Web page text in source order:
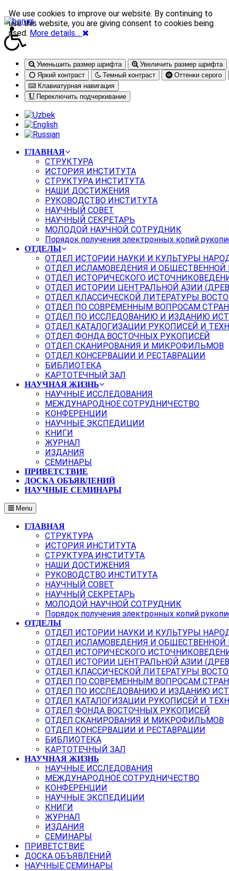
Уменьшить размер шрифта
Увеличить размер шрифта
Яркий контраст
Темный контраст
Оттенки серого
Клавиатурная навигация
Переключить подчеркивание
ГЛАВНАЯ
СТРУКТУРА
ИСТОРИЯ ИНСТИТУТА
СТРУКТУРА ИНСТИТУТА
НАШИ ДОСТИЖЕНИЯ
РУКОВОДСТВО ИНСТИТУТА
НАУЧНЫЙ СОВЕТ
НАУЧНЫЙ СЕКРЕТАРЬ
МОЛОДОЙ НАУЧНОЙ СОТРУДНИК
Порядок получения электронных копий
ОТДЕЛЫ
ОТДЕЛ ИСТОРИИ НАУКИ И КУЛЬТУРЫ
ОТДЕЛ ИСЛАМОВЕДЕНИЯ И
ОТДЕЛ ИСТОРИЧЕСКОГО
ОТДЕЛ ИСТОРИИ ЦЕНТРАЛЬНОЙ АЗИИ
ОТДЕЛ КЛАССИЧЕСКОЙ ЛИТЕРАТУРЫ
ОТДЕЛ ПО СОВРЕМЕННЫМ ВОПРОСАМ
ОТДЕЛ ПО ИССЛЕДОВАНИЮ И ИЗДАНИЮ
ОТДЕЛ КАТАЛОГИЗАЦИИ РУКОПИСЕЙ И
ОТДЕЛ ФОНДА ВОСТОЧНЫХ РУКОПИСЕЙ
ОТДЕЛ СКАНИРОВАНИЯ И МИКРОФИЛЬМОВ
ОТДЕЛ КОНСЕРВАЦИИ И РЕСТАВРАЦИИ
БИБЛИОТЕКА
КАРТОТЕЧНЫЙ ЗАЛ
НАУЧНАЯ ЖИЗНЬ
НАУЧНЫЕ ИССЛЕДОВАНИЯ
МЕЖДУНАРОДНОЕ СОТРУДНИЧЕСТВО
КОНФЕРЕНЦИИ
НАУЧНЫЕ ЭКСПЕДИЦИИ
КНИГИ
ЖУРНАЛ
ИЗДАНИЯ
СЕМИНАРЫ
ПРИВЕТСТВИЕ
ДОСКА ОБЪЯВЛЕНИЙ
НАУЧНЫЕ СЕМИНАРЫ
Menu
ГЛАВНАЯ
СТРУКТУРА
ИСТОРИЯ ИНСТИТУТА
СТРУКТУРА ИНСТИТУТА
НАШИ ДОСТИЖЕНИЯ
РУКОВОДСТВО ИНСТИТУТА
НАУЧНЫЙ СОВЕТ
НАУЧНЫЙ СЕКРЕТАРЬ
МОЛОДОЙ НАУЧНОЙ СОТРУДНИК
Порядок получения электронных копий
ОТДЕЛЫ
ОТДЕЛ ИСТОРИИ НАУКИ И КУЛЬТУРЫ
ОТДЕЛ ИСЛАМОВЕДЕНИЯ И
ОТДЕЛ ИСТОРИЧЕСКОГО
ОТДЕЛ ИСТОРИИ ЦЕНТРАЛЬНОЙ АЗИИ
ОТДЕЛ КЛАССИЧЕСКОЙ ЛИТЕРАТУРЫ
ОТДЕЛ ПО СОВРЕМЕННЫМ ВОПРОСАМ
ОТДЕЛ ПО ИССЛЕДОВАНИЮ И ИЗДАНИЮ
ОТДЕЛ КАТАЛОГИЗАЦИИ РУКОПИСЕЙ И
ОТДЕЛ ФОНДА ВОСТОЧНЫХ РУКОПИСЕЙ
ОТДЕЛ СКАНИРОВАНИЯ И МИКРОФИЛЬМОВ
ОТДЕЛ КОНСЕРВАЦИИ И РЕСТАВРАЦИИ
БИБЛИОТЕКА
КАРТОТЕЧНЫЙ ЗАЛ
НАУЧНАЯ ЖИЗНЬ
НАУЧНЫЕ ИССЛЕДОВАНИЯ
МЕЖДУНАРОДНОЕ СОТРУДНИЧЕСТВО
КОНФЕРЕНЦИИ
НАУЧНЫЕ ЭКСПЕДИЦИИ
КНИГИ
ЖУРНАЛ
ИЗДАНИЯ
СЕМИНАРЫ
ПРИВЕТСТВИЕ
ДОСКА ОБЪЯВЛЕНИЙ
НАУЧНЫЕ СЕМИНАРЫ
We use cookies to improve our website. By continuing to
use this website, you are giving consent to cookies being
used. More details…